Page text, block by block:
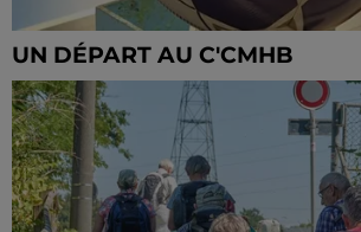
UN DÉPART AU C'CMHB